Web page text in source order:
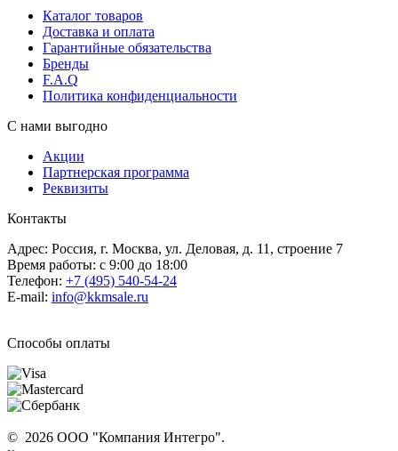
Каталог товаров
Доставка и оплата
Гарантийные обязательства
Бренды
F.A.Q
Политика конфиденциальности
С нами выгодно
Акции
Партнерская программа
Реквизиты
Контакты
Адрес: Россия, г. Москва, ул. Деловая, д. 11, строение 7
Время работы: с 9:00 до 18:00
Телефон: +7 (495) 540-54-24
E-mail: info@kkmsale.ru
Способы оплаты
© 2026 ООО "Компания Интегро".